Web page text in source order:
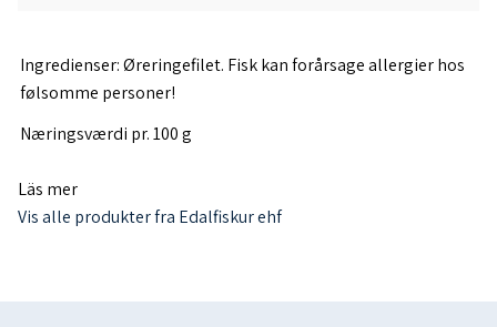
Ingredienser: Øreringefilet. Fisk kan forårsage allergier hos
følsomme personer!
Næringsværdi pr. 100 g
Fedt 7,9 g
Läs mer
Vis alle produkter fra Edalfiskur ehf